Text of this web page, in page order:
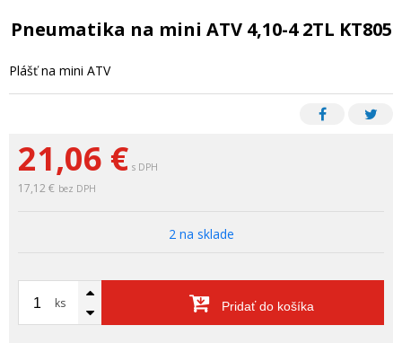
21,06 € s DPH
17,12 € bez DPH
2 na sklade
ks Pridať do košíka
Pneumatika na mini ATV 4,10-4 2TL KT805
Plášť na mini ATV